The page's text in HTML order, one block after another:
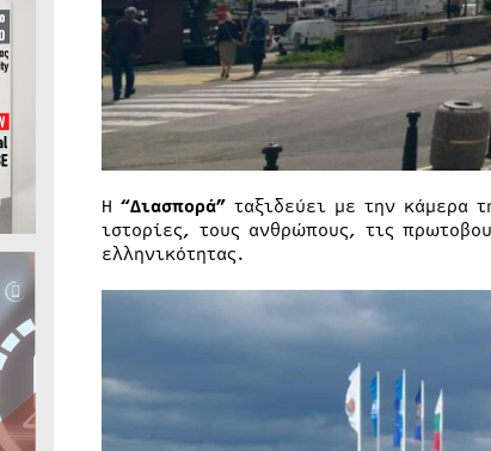
Η “Διασπορά”ταξιδεύει με την κάμερα
ιστορίες, τους ανθρώπους, τις
ελληνικότητας.